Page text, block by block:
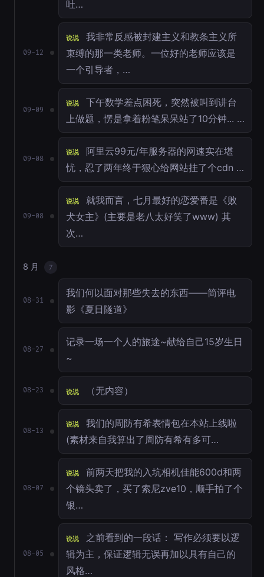
吐…
09-12
说说
我非常反感被封建主义和教条主义所
束缚的那一类老师。一位好的老师应该是
一个引导者，…
09-09
说说
下午数学差点困死，突然被叫到讲台
上做题，愣是拿着粉笔呆呆站了10分钟... …
09-08
说说
阿里云99元/年服务器的网速实在堪
忧，忍了两年终于狠心给网站挂了个cdn …
09-08
说说
就我而言，七月最好的恋爱番是《败
犬女主》(主要是老八太好笑了www) 其
次…
8 月 7
08-31
我们何以面对那些失去的东西——简评电
影《夏日隧道》
08-27
记录一场一个人的旅途~献给自己15岁生日
~
08-23 说说 （无内容）
08-13
说说
我们的周防有希表情包在本站上线啦
(素材来自我算出了周防有希有多可…
08-07
说说
前两天把我的入坑相机佳能600d和两
个镜头卖了，买了索尼zve10，顺手拍了个
银…
08-05
说说
之前看到的一段话： 写作必须要以逻
辑为主，保证逻辑无误再加以具有自己的
风格…